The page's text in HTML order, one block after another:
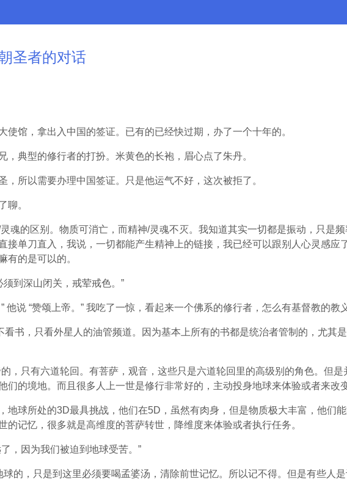
圣者的对话
使馆，拿出入中国的签证。已有的已经快过期，办了一个十年的。
，典型的修行者的打扮。米黄色的长袍，眉心点了朱丹。
，所以需要办理中国签证。只是他运气不好，这次被拒了。
聊。
魂的区别。物质可消亡，而精神/灵魂不灭。我知道其实一切都是振动，只是
接单刀直入，我说，一切都能产生精神上的链接，我已经可以跟别人心灵感应
有的是可以的。
到深山闭关，戒荤戒色。”
他说 “赞颂上帝。” 我吃了一惊，看起来一个佛系的修行者，怎么有基督教的教义
看书，只看外星人的油管频道。因为基本上所有的书都是统治者管制的，尤其
，只有六道轮回。有菩萨，观音，这些只是六道轮回里的高级别的角色。但
们的境地。而且很多人上一世是修行非常好的，主动投身地球来体验或者来改
地球所处的3D最具挑战，他们在5D，虽然有肉身，但是物质极大丰富，他们
的记忆，很多就是高维度的菩萨转世，降维度来体验或者执行任务。
，因为我们被迫到地球受苦。”
球的，只是到这里必须要喝孟婆汤，清除前世记忆。所以记不得。但是有些人